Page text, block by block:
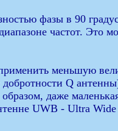
фазы в 90
частот. Это
меньшую
Q
даже
UWB - Ultra